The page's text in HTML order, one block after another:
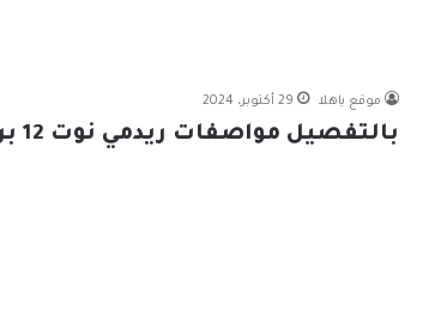
موقع ياهلا 29 أكتوبر، 2024
بالتفصيل مواصفات ريدمي نوت 12 برو